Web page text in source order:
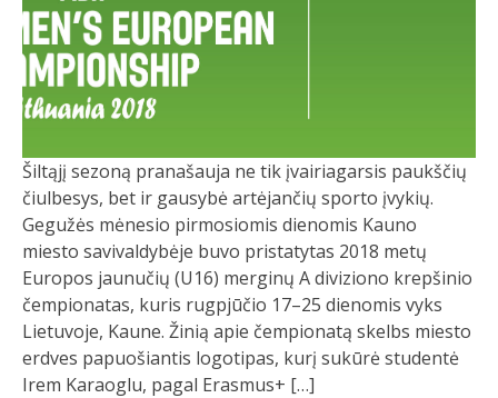
Šiltąjį sezoną pranašauja ne tik įvairiagarsis paukščių
čiulbesys, bet ir gausybė artėjančių sporto įvykių.
Gegužės mėnesio pirmosiomis dienomis Kauno
miesto savivaldybėje buvo pristatytas 2018 metų
Europos jaunučių (U16) merginų A diviziono krepšinio
čempionatas, kuris rugpjūčio 17–25 dienomis vyks
Lietuvoje, Kaune. Žinią apie čempionatą skelbs miesto
erdves papuošiantis logotipas, kurį sukūrė studentė
Irem Karaoglu, pagal Erasmus+ […]